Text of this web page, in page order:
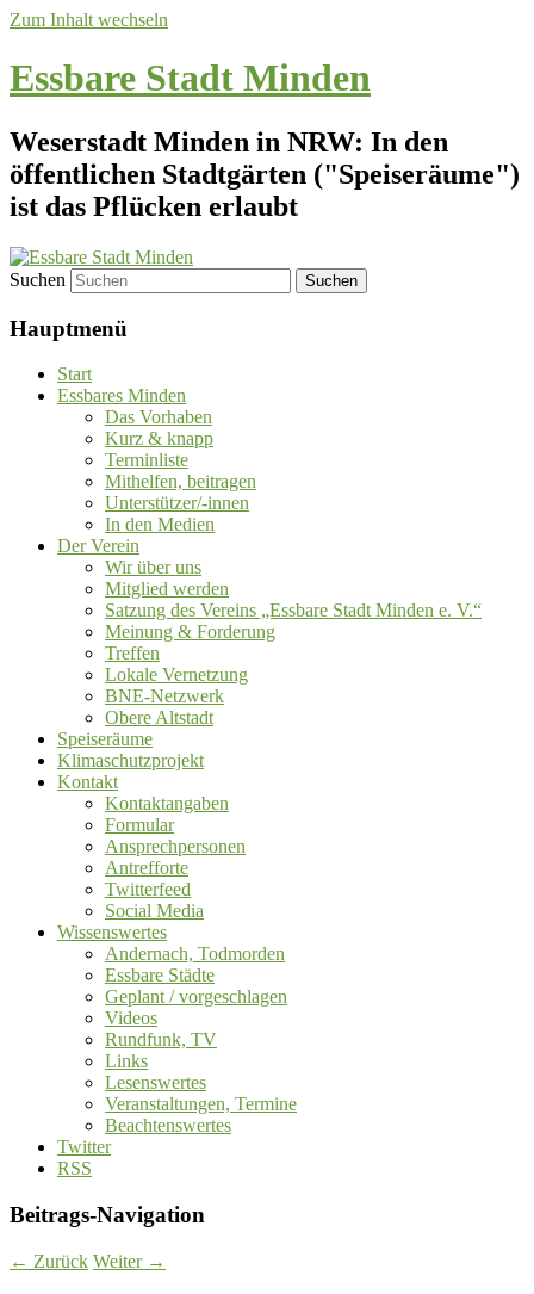
Zum Inhalt wechseln
Essbare Stadt Minden
Weserstadt Minden in NRW: In den
öffentlichen Stadtgärten ("Speiseräume")
ist das Pflücken erlaubt
Suchen
Hauptmenü
Start
Essbares Minden
Das Vorhaben
Kurz & knapp
Terminliste
Mithelfen, beitragen
Unterstützer/-innen
In den Medien
Der Verein
Wir über uns
Mitglied werden
Satzung des Vereins „Essbare Stadt Minden e. V.“
Meinung & Forderung
Treffen
Lokale Vernetzung
BNE-Netzwerk
Obere Altstadt
Speiseräume
Klimaschutzprojekt
Kontakt
Kontaktangaben
Formular
Ansprechpersonen
Antrefforte
Twitterfeed
Social Media
Wissenswertes
Andernach, Todmorden
Essbare Städte
Geplant / vorgeschlagen
Videos
Rundfunk, TV
Links
Lesenswertes
Veranstaltungen, Termine
Beachtenswertes
Twitter
RSS
Beitrags-Navigation
← Zurück Weiter →